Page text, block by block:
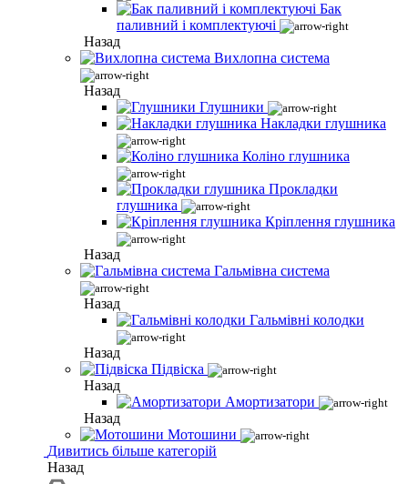
Бак
паливний і комплектуючі
Назад
Вихлопна система
Назад
Глушники
Накладки глушника
Коліно глушника
Прокладки
глушника
Кріплення глушника
Назад
Гальмівна система
Назад
Гальмівні колодки
Назад
Підвіска
Назад
Амортизатори
Назад
Мотошини
Дивитись більше категорій
Назад